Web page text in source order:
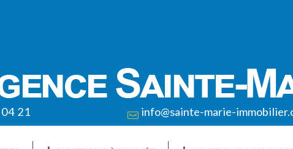
21 info@sainte-marie-